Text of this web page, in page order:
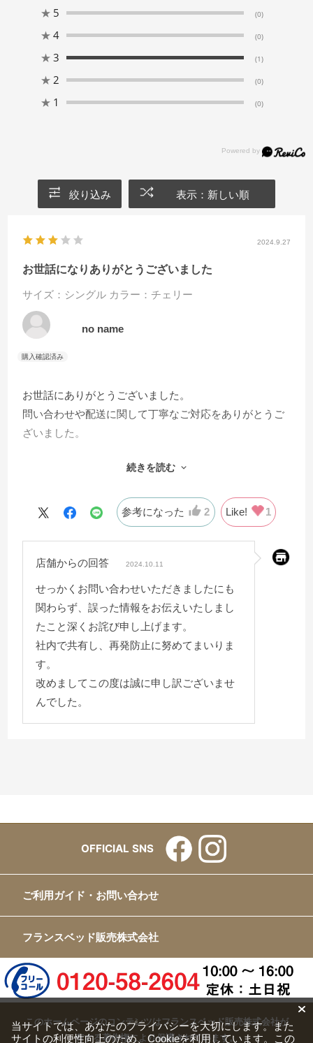
★ 5 (0)
★ 4 (0)
★ 3 (1)
★ 2 (0)
★ 1 (0)
絞り込み 表示：新しい順
2024.9.27
お世話になりありがとうございました
サイズ：シングル カラー：チェリー
no name
お世話にありがとうございました。
問い合わせや配送に関して丁寧なご対応をありがとうご
ざいました。
１つだけ残念に思うことがありお伝えさせて頂きます。
ベッドボードの中心にある５本のラインは
溝のような装飾、又は金属のような装飾が付いているも
のでしょうか。
お問い合わせいただいたディーレクトスでございます
が、
ヘッドボード部分の５本のラインは
溝となっているデザインでございます。
金属の装飾は苦手なため確認させて頂き購入致しました
貴社さまの今後のご参考にして頂ければと思い
申し訳ございません。
また利用させて頂く際はどうぞよろしくお願い致しま
す。
この度はお世話になりありがとうございました。
続きを読む
参考になった 2 Like! 1
店舗からの回答 2024.10.11
せっかくお問い合わせいただきましたにも
関わらず、誤った情報をお伝えいたしまし
たこと深くお詫び申し上げます。
社内で共有し、再発防止に努めてまいりま
す。
改めましてこの度は誠に申し訳ございませ
んでした。
OFFICIAL SNS
ご利用ガイド・お問い合わせ
フランスベッド販売株式会社
このホームページのコンテンツはフランスベッド販売株式会社が
有する著作権により保護されています。
当サイトでは、あなたのプライバシーを大切にします。また
サイトの利便性向上のため、Cookieを利用しています。この